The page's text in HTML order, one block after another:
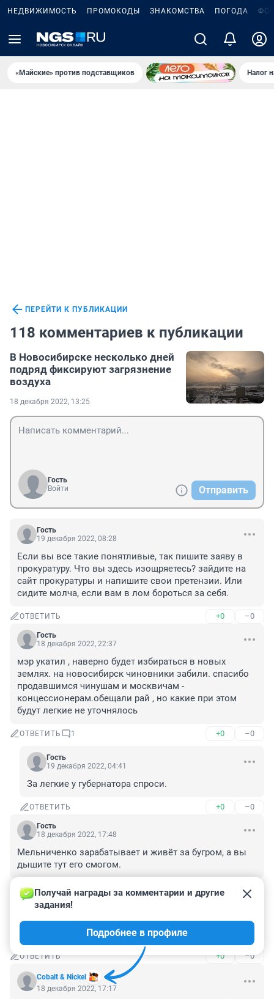
НЕДВИЖИМОСТЬ ПРОМОКОДЫ ЗНАКОМСТВА ПОГОДА
«Майские» против подставщиков Налог
ПЕРЕЙТИ К ПУБЛИКАЦИИ
118 комментариев к публикации
В Новосибирске несколько дней
подряд фиксируют загрязнение
воздуха
18 декабря 2022, 13:25
Гость
Войти
Отправить
Гость
19 декабря 2022, 08:28
Если вы все такие понятливые, так пишите заяву в
прокуратуру. Что вы здесь изощряетесь? зайдите на
сайт прокуратуры и напишите свои претензии. Или
сидите молча, если вам в лом бороться за себя.
ОТВЕТИТЬ +0 –0
Гость
18 декабря 2022, 22:37
мэр укатил , наверно будет избираться в новых
землях. на новосибирск чиновники забили. спасибо
продавшимся чинушам и москвичам -
концессионерам.обещали рай , но какие при этом
будут легкие не уточнялось
ОТВЕТИТЬ 1 +0 –0
Гость
19 декабря 2022, 04:41
За легкие у губернатора спроси.
ОТВЕТИТЬ +0 –0
Гость
18 декабря 2022, 17:48
Мельниченко зарабатывает и живёт за бугром, а вы
дышите тут его смогом.
ОТВЕТИТЬ –0
Гость
А где там Травников. Куда смотрит.
ОТВЕТИТЬ +0 –0
Cobalt & Nickel
Получай награды за комментарии и другие
задания!
Подробнее в профиле
18 декабря 2022, 17:17